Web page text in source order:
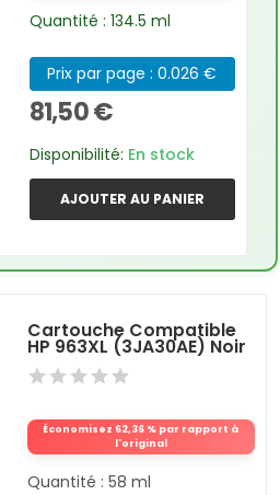
Quantité : 134.5 ml
Prix par page : 0.026 €
81,50 €
Disponibilité: En stock
AJOUTER AU PANIER
Cartouche Compatible
HP 963XL (3JA30AE) Noir
Économisez 62,36 % par rapport à
l'original
Quantité : 58 ml